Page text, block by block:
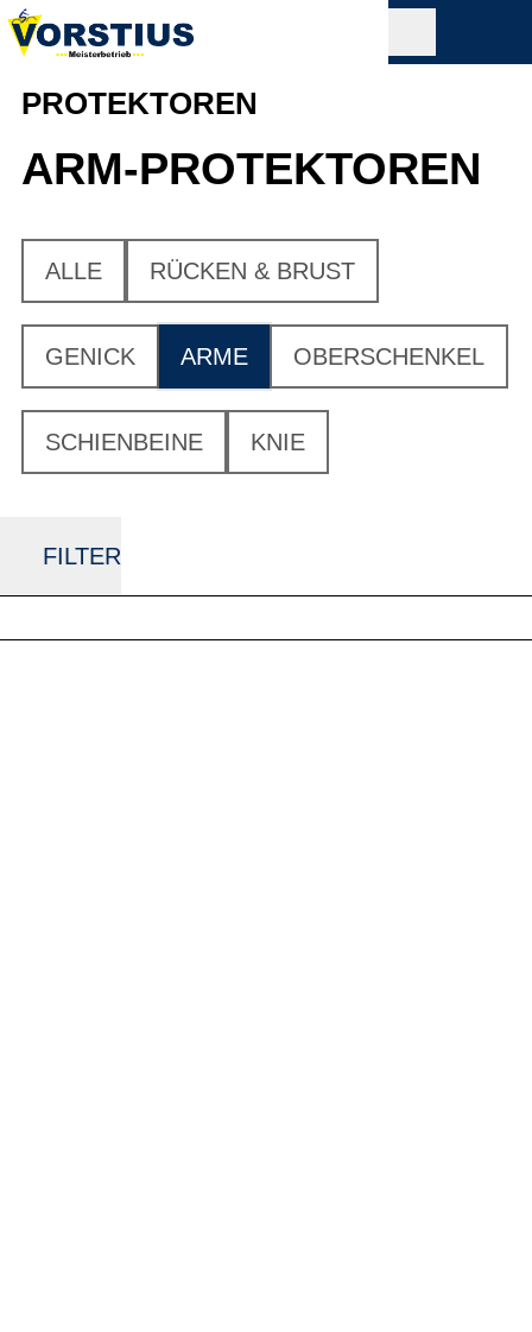
PROTEKTOREN
ARM-PROTEKTOREN
ALLE RÜCKEN & BRUST
GENICK ARME OBERSCHENKEL
SCHIENBEINE KNIE
FILTER